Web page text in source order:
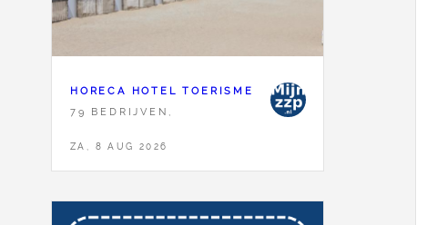
HORECA HOTEL TOERISME
79 BEDRIJVEN,
ZA, 8 AUG 2026